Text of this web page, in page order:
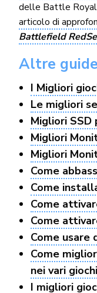
delle Battle
articolo di
Battlefield
Altre
I Migliori
Le migliori
Migliori SSD
Migliori
Migliori
Come
Come
Come
Come
Come usare
Come
nei vari giochi
I migliori